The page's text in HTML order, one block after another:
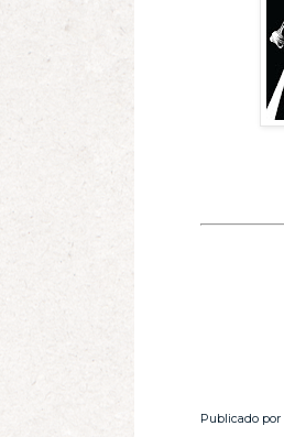
Publicado por